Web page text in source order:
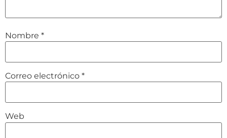
Nombre *
Correo electrónico *
Web